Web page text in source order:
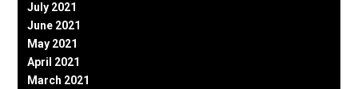
July 2021
June 2021
May 2021
April 2021
March 2021